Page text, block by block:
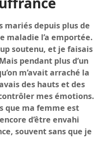
mariés depuis plus de
maladie l’a emportée.
soutenu, et je faisais
pendant plus d’un
m’avait arraché la
des hauts et des
mes émotions.
que ma femme est
d’être envahi
souvent sans que je